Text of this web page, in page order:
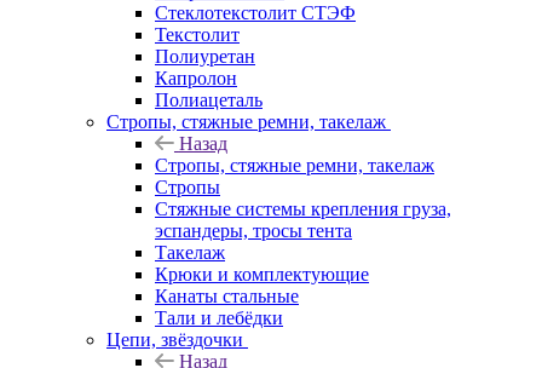
Стеклотекстолит СТЭФ
Текстолит
Полиуретан
Капролон
Полиацеталь
Стропы, стяжные ремни, такелаж
Назад
Стропы, стяжные ремни, такелаж
Стропы
Стяжные системы крепления груза,
эспандеры, тросы тента
Такелаж
Крюки и комплектующие
Канаты стальные
Тали и лебёдки
Цепи, звёздочки
Назад